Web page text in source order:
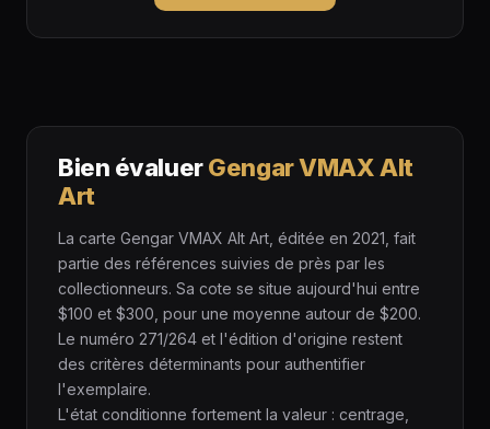
Bien évaluerGengar VMAX Alt
Art
La carte Gengar VMAX Alt Art, éditée en 2021, fait
partie des références suivies de près par les
collectionneurs. Sa cote se situe aujourd'hui entre
$100 et $300, pour une moyenne autour de $200.
Le numéro 271/264 et l'édition d'origine restent
des critères déterminants pour authentifier
l'exemplaire.
L'état conditionne fortement la valeur : centrage,